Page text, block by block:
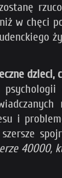
w chęci
dzieci,
i
40000,